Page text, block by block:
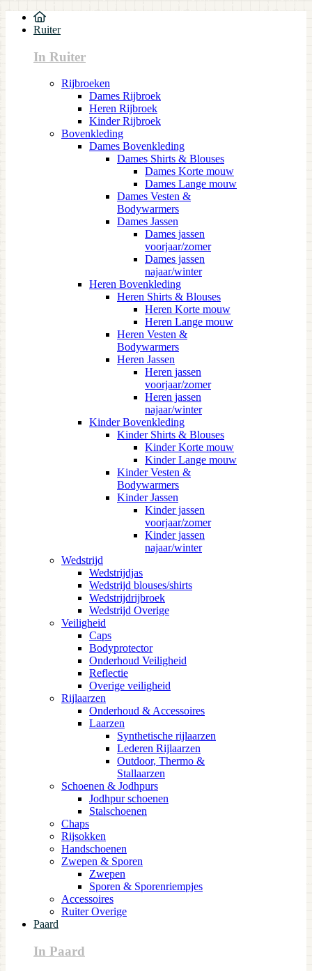
Ruiter
In Ruiter
Rijbroeken
Dames Rijbroek
Heren Rijbroek
Kinder Rijbroek
Bovenkleding
Dames Bovenkleding
Dames Shirts & Blouses
Dames Korte mouw
Dames Lange mouw
Dames Vesten &
Bodywarmers
Dames Jassen
Dames jassen
voorjaar/zomer
Dames jassen
najaar/winter
Heren Bovenkleding
Heren Shirts & Blouses
Heren Korte mouw
Heren Lange mouw
Heren Vesten &
Bodywarmers
Heren Jassen
Heren jassen
voorjaar/zomer
Heren jassen
najaar/winter
Kinder Bovenkleding
Kinder Shirts & Blouses
Kinder Korte mouw
Kinder Lange mouw
Kinder Vesten &
Bodywarmers
Kinder Jassen
Kinder jassen
voorjaar/zomer
Kinder jassen
najaar/winter
Wedstrijd
Wedstrijdjas
Wedstrijd blouses/shirts
Wedstrijdrijbroek
Wedstrijd Overige
Veiligheid
Caps
Bodyprotector
Onderhoud Veiligheid
Reflectie
Overige veiligheid
Rijlaarzen
Onderhoud & Accessoires
Laarzen
Synthetische rijlaarzen
Lederen Rijlaarzen
Outdoor, Thermo &
Stallaarzen
Schoenen & Jodhpurs
Jodhpur schoenen
Stalschoenen
Chaps
Rijsokken
Handschoenen
Zwepen & Sporen
Zwepen
Sporen & Sporenriempjes
Accessoires
Ruiter Overige
Paard
In Paard